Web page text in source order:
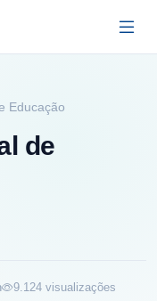
Educação
de
9.124 visualizações